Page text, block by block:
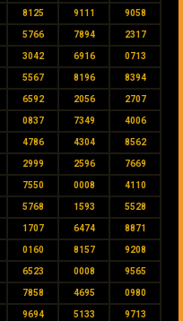
8125 9111 9058
5766 7894 2317
3042 6916 0713
5567 8196 8394
6592 2056 2707
0837 7349 4006
4786 4304 8562
2999 2596 7669
7550 0008 4110
5768 1593 5528
1707 6474 8871
0160 8157 9208
6523 0008 9565
7858 4695 0980
9694 5133 9713